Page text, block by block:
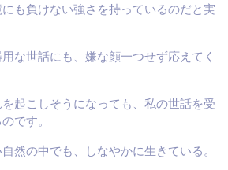
も負けない強さを持っているのだと実
な世話にも、嫌な顔一つせず応えてく
起こしそうになっても、私の世話を受
です。
然の中でも、しなやかに生きている。